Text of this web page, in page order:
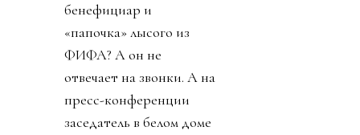
бенефициар и
«папочка» лысого из
ФИФА? А он не
отвечает на звонки. А на
пресс-конференции
заседатель в белом доме